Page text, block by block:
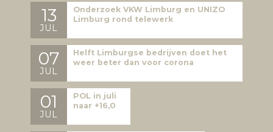
13
JUL
Onderzoek VKW Limburg en UNIZO
Limburg rond telewerk
07
JUL
Helft Limburgse bedrijven doet het
weer beter dan voor corona
01
JUL
POL in juli
naar +16,0